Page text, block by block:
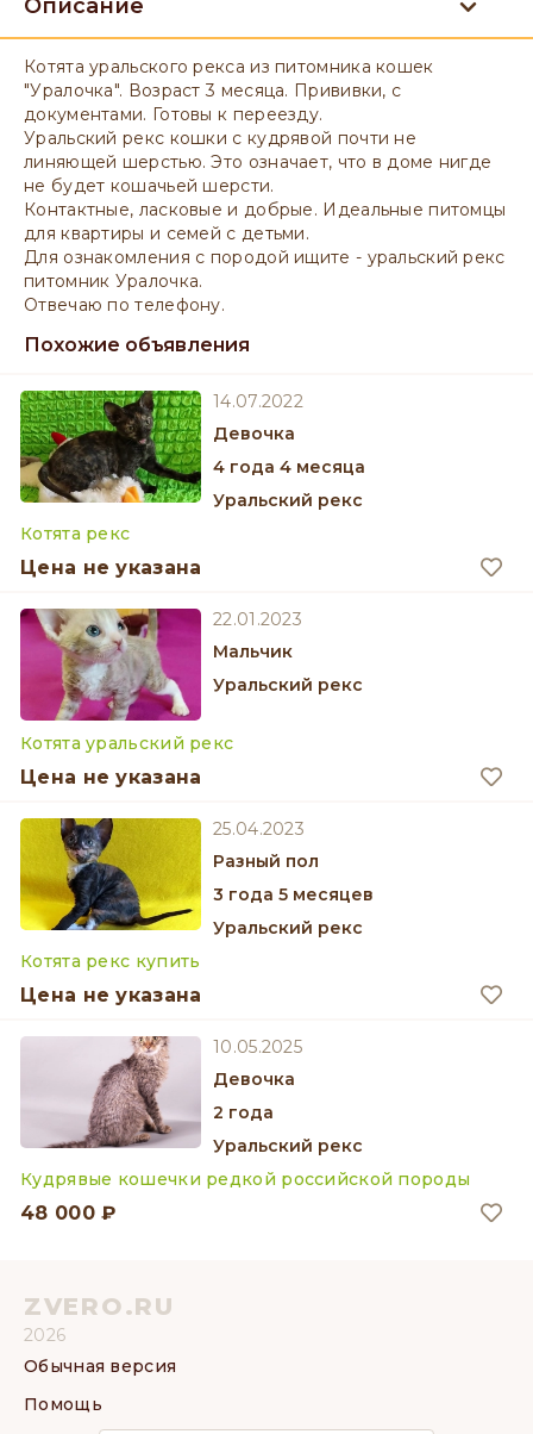
Описание
Котята уральского рекса из питомника кошек
"Уралочка". Возраст 3 месяца. Прививки, с
документами. Готовы к переезду.
Уральский рекс кошки с кудрявой почти не
линяющей шерстью. Это означает, что в доме нигде
не будет кошачьей шерсти.
Контактные, ласковые и добрые. Идеальные питомцы
для квартиры и семей с детьми.
Для ознакомления с породой ищите - уральский рекс
питомник Уралочка.
Отвечаю по телефону.
Похожие объявления
14.07.2022
девочка
4 года 4 месяца
Уральский рекс
Котята рекс
Цена не указана
22.01.2023
мальчик
Уральский рекс
Котята уральский рекс
Цена не указана
25.04.2023
разный пол
3 года 5 месяцев
Уральский рекс
Котята рекс купить
Цена не указана
10.05.2025
девочка
2 года
Уральский рекс
Кудрявые кошечки редкой российской породы
48 000 ₽
ZVERO.RU
2026
Обычная версия
Помощь